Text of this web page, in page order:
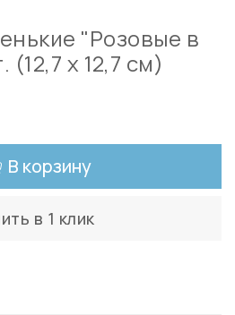
"Розовые в
(12,7 х 12,7 см)
В корзину
в 1 клик